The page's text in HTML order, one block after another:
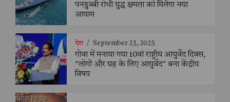
पनडुब्बी रोधी युद्ध क्षमता को मिलेगा नया
आयाम
देश / September 23, 2025
गोवा में मनाया गया 10वां राष्ट्रीय आयुर्वेद दिवस,
"लोगों और ग्रह के लिए आयुर्वेद" बना केंद्रीय
विषय